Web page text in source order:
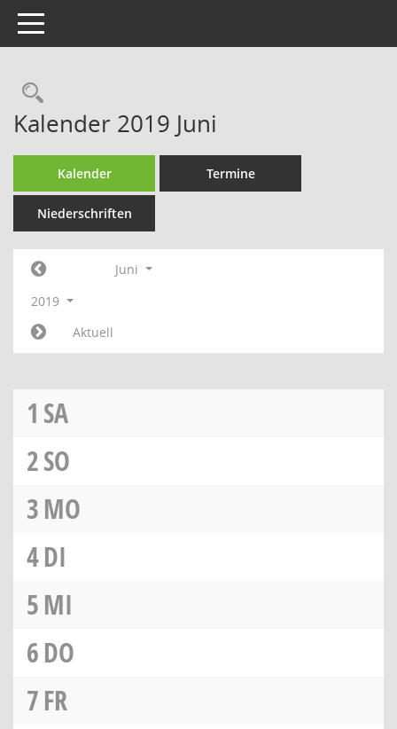
Toggle navigation
Rechercheauswahl
Kalender 2019 Juni
Kalender Termine
Niederschriften
Juni
2019
Aktuell
1 SA
2SO
3MO
4DI
5MI
6DO
7FR